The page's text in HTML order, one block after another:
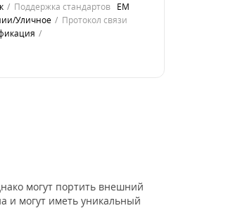
Поддержка стандартов
EM
Уличное
Протокол связи
могут портить внешний
и могут иметь уникальный